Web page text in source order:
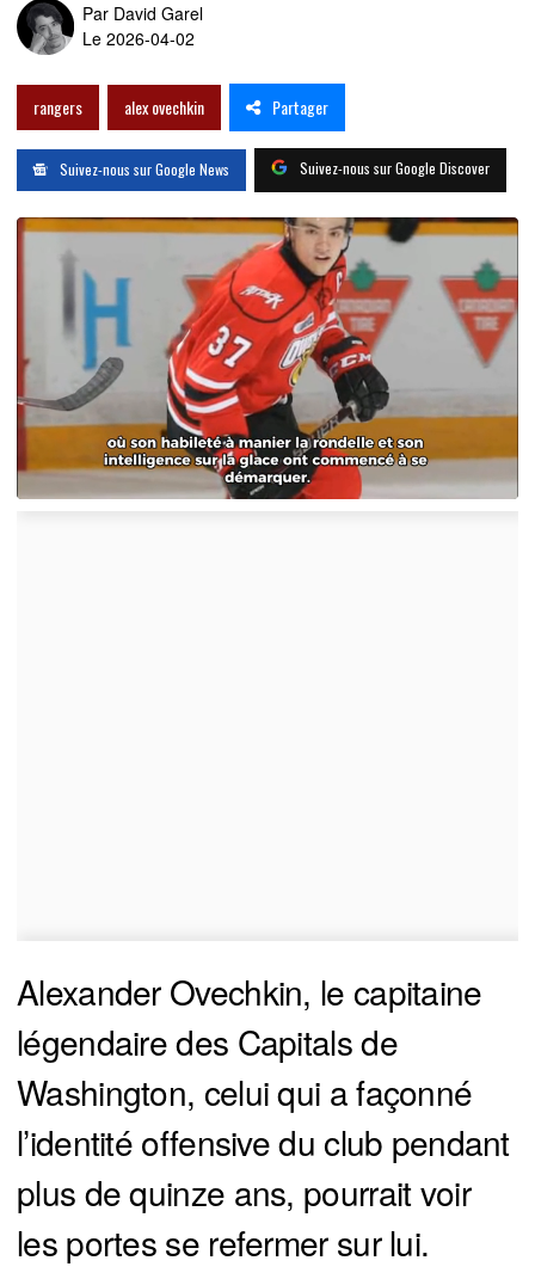
Par David Garel
Le 2026-04-02
rangers alex ovechkin Partager
Suivez-nous sur Google News Suivez-nous sur Google Discover
Alexander Ovechkin, le capitaine
légendaire des Capitals de
Washington, celui qui a façonné
l’identité offensive du club pendant
plus de quinze ans, pourrait voir
les portes se refermer sur lui.